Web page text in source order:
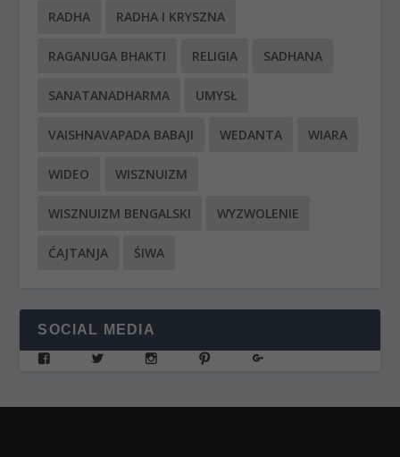
RADHA RADHA I KRYSZNA
RAGANUGA BHAKTI RELIGIA SADHANA
SANATANADHARMA UMYSŁ
VAISHNAVAPADA BABAJI WEDANTA WIARA
WIDEO WISZNUIZM
WISZNUIZM BENGALSKI WYZWOLENIE
ĆAJTANJA ŚIWA
SOCIAL MEDIA